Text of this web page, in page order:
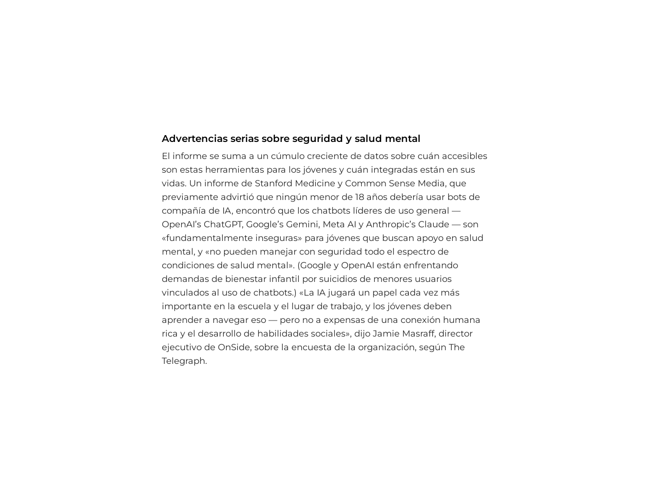
Advertencias serias sobre seguridad y salud mental
El informe se suma a un cúmulo creciente de datos sobre cuán accesibles
son estas herramientas para los jóvenes y cuán integradas están en sus
vidas. Un informe de Stanford Medicine y Common Sense Media, que
previamente advirtió que ningún menor de 18 años debería usar bots de
compañía de IA, encontró que los chatbots líderes de uso general —
OpenAI’s ChatGPT, Google’s Gemini, Meta AI y Anthropic’s Claude — son
«fundamentalmente inseguras» para jóvenes que buscan apoyo en salud
mental, y «no pueden manejar con seguridad todo el espectro de
condiciones de salud mental». (Google y OpenAI están enfrentando
demandas de bienestar infantil por suicidios de menores usuarios
vinculados al uso de chatbots.) «La IA jugará un papel cada vez más
importante en la escuela y el lugar de trabajo, y los jóvenes deben
aprender a navegar eso — pero no a expensas de una conexión humana
rica y el desarrollo de habilidades sociales», dijo Jamie Masraff, director
ejecutivo de OnSide, sobre la encuesta de la organización, según The
Telegraph.